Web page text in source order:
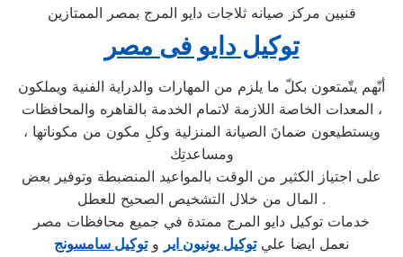
فنيين مركز صيانه ثلاجات دايو المرج بمصر الممتازين
توكيل دايو فى مصر
أنّهم يتّمتعون بكلّ ما يلزم من المهارات والدراية الفنية ويملكون
المعدات الخاصة اللازمة لاتمام الخدمة بالقاهره والمحافظات ،
ويستطيعون ضمانَ الصيانة المنزلية وكلِ مكون من مكوناتها ،
ومساعدتِك
على اجتياز الكثير من الوقت بالمواعيد المنضبطة وتوفير بعض
المال من خلال التشخيص الصحيح للعطل .
خدمات توكيل دايو المرج ممتدة في جميع محافظات مصر
نعمل ايضا عليتوكيل يونيون اير وتوكيل سامسونج